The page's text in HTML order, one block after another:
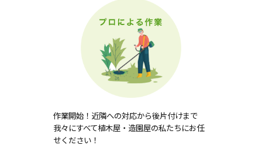
作業開始！近隣への対応から後片付けまで
我々にすべて植木屋・造園屋の私たちにお任
せください！